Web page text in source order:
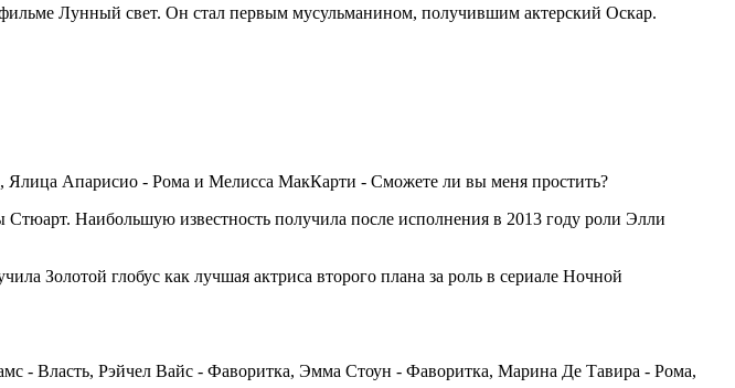
Лунный свет. Он стал первым мусульманином, получившим актерский Оскар.
Апарисио - Рома и Мелисса МакКарти - Сможете ли вы меня простить?
Наибольшую известность получила после исполнения в 2013 году роли Элли
Золотой глобус как лучшая актриса второго плана зa роль в сериале Ночной
- Власть, Рэйчел Вайс - Фаворитка, Эмма Стоун - Фаворитка, Марина Де Тавира - Рома,